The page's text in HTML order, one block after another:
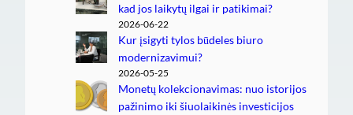
kad jos laikytų ilgai ir patikimai?
2026-06-22
Kur įsigyti tylos būdeles biuro
modernizavimui?
2026-05-25
Monetų kolekcionavimas: nuo istorijos
pažinimo iki šiuolaikinės investicijos